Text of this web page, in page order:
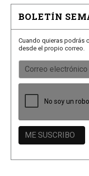
BOLETÍN
Cuando quieras podrás
desde el propio correo.